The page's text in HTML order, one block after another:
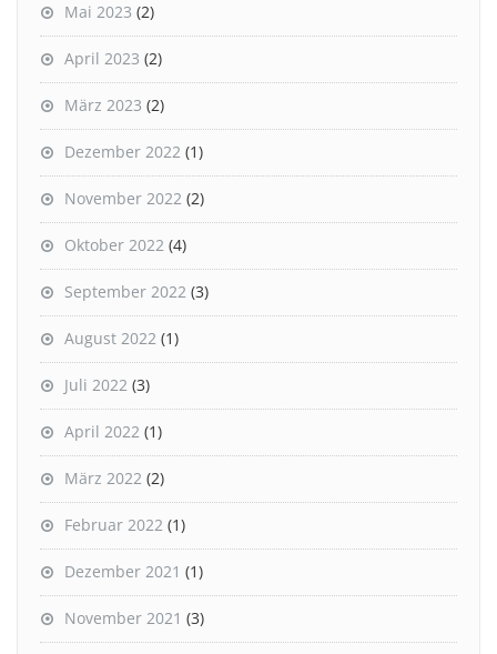
Mai 2023 (2)
April 2023 (2)
März 2023 (2)
Dezember 2022 (1)
November 2022 (2)
Oktober 2022 (4)
September 2022 (3)
August 2022 (1)
Juli 2022 (3)
April 2022 (1)
März 2022 (2)
Februar 2022 (1)
Dezember 2021 (1)
November 2021 (3)